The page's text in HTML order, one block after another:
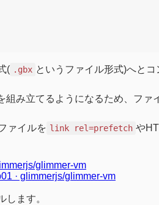
( .gbx というファイル形式)へとコ
組み立てるようになるため、ファ
ァイルを link rel=prefetch や
glimmer-vm
· glimmerjs/glimmer-vm
ます。